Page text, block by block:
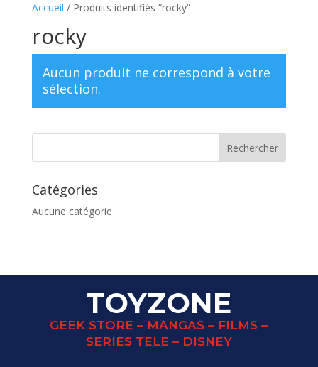
Accueil / Produits identifiés “rocky”
rocky
Aucun produit ne correspond à votre
sélection.
Catégories
Aucune catégorie
TOYZONE
GEEK STORE – MANGAS – FILMS –
SERIES TELE – DISNEY